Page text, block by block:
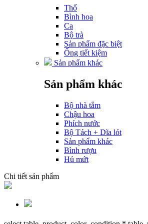
Thố
Bình hoa
Ca
Bộ trà
Sản phẩm đặc biệt
Ống tiết kiệm
Sản phẩm khác
Sản phẩm khác
Bộ nhà tắm
Chậu hoa
Phích nước
Bộ Tách + Dĩa lót
Sản phẩm khác
Bình rượu
Hủ mứt
Chi tiết sản phẩm